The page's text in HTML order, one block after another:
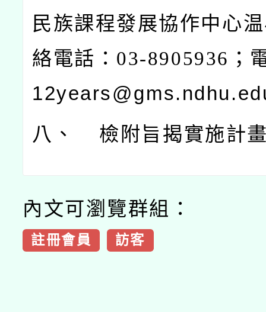
民族課程發展協作中心
絡電話：03-8905936 ；
八、 檢附旨揭實施計
內文可瀏覽群組：
註冊會員 訪客